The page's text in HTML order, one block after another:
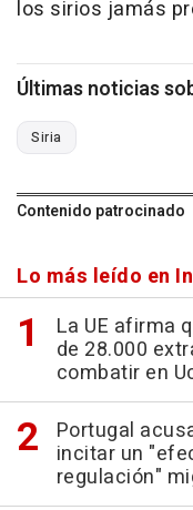
los sirios jamás
Últimas noticias
Siria
Contenido patrocinado
Lo más leído en
La UE afirma
de 28.000
combatir en
Portugal
incitar un
regulación"